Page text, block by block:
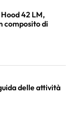
42 LM,
composito di
delle attività